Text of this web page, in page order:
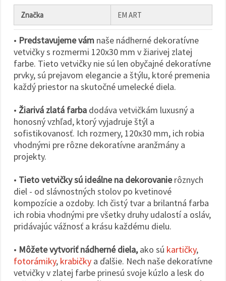
Značka EM ART
• Predstavujeme vám naše nádherné dekoratívne
vetvičky s rozmermi 120x30 mm v žiarivej zlatej
farbe. Tieto vetvičky nie sú len obyčajné dekoratívne
prvky, sú prejavom elegancie a štýlu, ktoré premenia
každý priestor na skutočné umelecké diela.
• Žiarivá zlatá farba dodáva vetvičkám luxusný a
honosný vzhľad, ktorý vyjadruje štýl a
sofistikovanosť. Ich rozmery, 120x30 mm, ich robia
vhodnými pre rôzne dekoratívne aranžmány a
projekty.
• Tieto vetvičky sú ideálne na dekorovanierôznych
diel - od slávnostných stolov po kvetinové
kompozície a ozdoby. Ich čistý tvar a brilantná farba
ich robia vhodnými pre všetky druhy udalostí a osláv,
pridávajúc vážnosť a krásu každému dielu.
• Môžete vytvoriť nádherné diela,ako sú kartičky,
fotorámiky, krabičky a ďalšie. Nech naše dekoratívne
vetvičky v zlatej farbe prinesú svoje kúzlo a lesk do